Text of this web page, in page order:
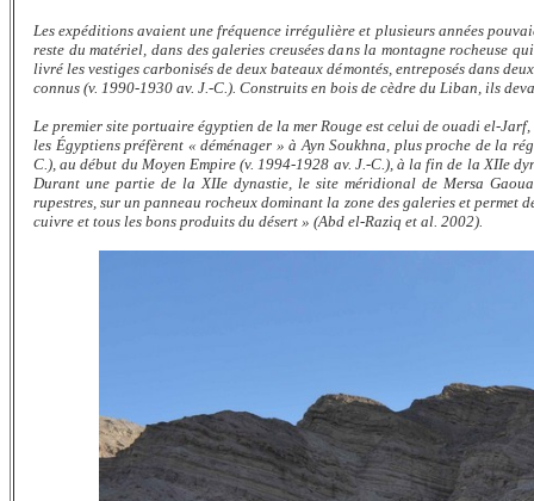
Les expéditions avaient une fréquence irrégulière et plusieurs années
reste du matériel, dans des galeries creusées dans la montagne rocheuse
livré les vestiges carbonisés de deux bateaux démontés, entreposés dans
connus (v. 1990-1930 av. J.-C.). Construits en bois de cèdre du Liban, ils
Le premier site portuaire égyptien de la mer Rouge est celui de ouadi el-
les Égyptiens préfèrent « déménager » à Ayn Soukhna, plus proche de la
C.), au début du Moyen Empire (v. 1994-1928 av. J.-C.), à la fin de la XIIe
Durant une partie de la XIIe dynastie, le site méridional de Mersa
rupestres, sur un panneau rocheux dominant la zone des galeries et permet
cuivre et tous les bons produits du désert » (Abd el-Raziq et al. 2002).